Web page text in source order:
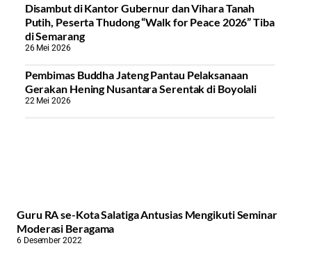
Disambut di Kantor Gubernur dan Vihara Tanah
Putih, Peserta Thudong “Walk for Peace 2026” Tiba
di Semarang
26 Mei 2026
‎Pembimas Buddha Jateng Pantau Pelaksanaan
Gerakan Hening Nusantara Serentak di Boyolali
22 Mei 2026
Guru RA se-Kota Salatiga Antusias Mengikuti Seminar
Moderasi Beragama
6 Desember 2022